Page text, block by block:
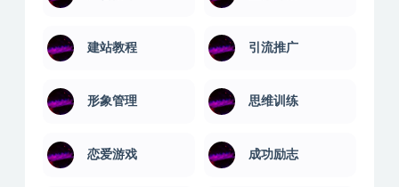
建站教程 引流推广
形象管理 思维训练
恋爱游戏 成功励志